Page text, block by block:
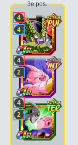
3e pos.
4
4
4
2
4
2